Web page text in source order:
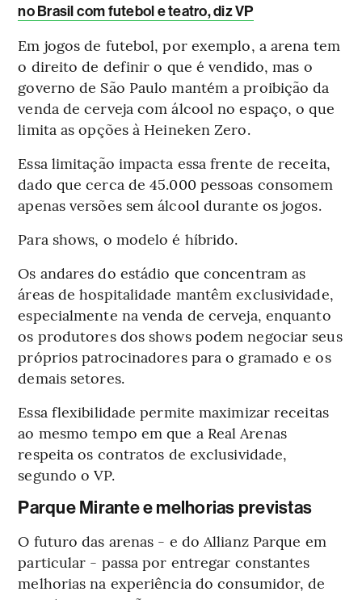
no Brasil com futebol e teatro, diz VP
Em jogos de futebol, por exemplo, a arena tem
o direito de definir o que é vendido, mas o
governo de São Paulo mantém a proibição da
venda de cerveja com álcool no espaço, o que
limita as opções à Heineken Zero.
Essa limitação impacta essa frente de receita,
dado que cerca de 45.000 pessoas consomem
apenas versões sem álcool durante os jogos.
Para shows, o modelo é híbrido.
Os andares do estádio que concentram as
áreas de hospitalidade mantêm exclusividade,
especialmente na venda de cerveja, enquanto
os produtores dos shows podem negociar seus
próprios patrocinadores para o gramado e os
demais setores.
Essa flexibilidade permite maximizar receitas
ao mesmo tempo em que a Real Arenas
respeita os contratos de exclusividade,
segundo o VP.
Parque Mirante e melhorias previstas
O futuro das arenas - e do Allianz Parque em
particular - passa por entregar constantes
melhorias na experiência do consumidor, de